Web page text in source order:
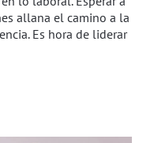
allana el camino a la
Es hora de liderar